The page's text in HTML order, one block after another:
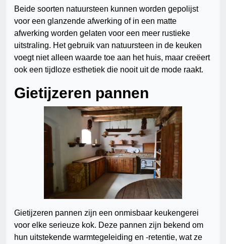
Beide soorten natuursteen kunnen worden gepolijst
voor een glanzende afwerking of in een matte
afwerking worden gelaten voor een meer rustieke
uitstraling. Het gebruik van natuursteen in de keuken
voegt niet alleen waarde toe aan het huis, maar creëert
ook een tijdloze esthetiek die nooit uit de mode raakt.
Gietijzeren pannen
Gietijzeren pannen zijn een onmisbaar keukengerei
voor elke serieuze kok. Deze pannen zijn bekend om
hun uitstekende warmtegeleiding en -retentie, wat ze